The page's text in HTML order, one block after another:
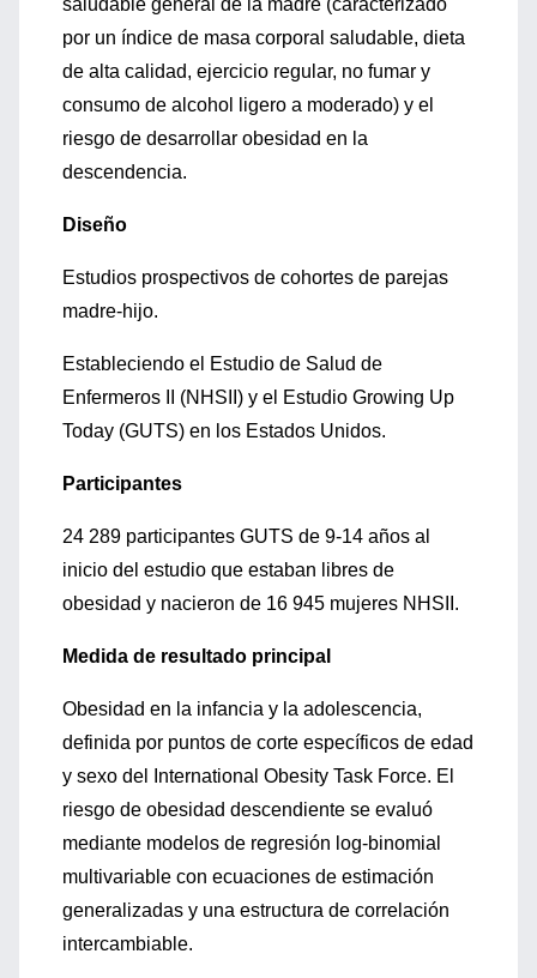
saludable general de la madre (caracterizado
por un índice de masa corporal saludable, dieta
de alta calidad, ejercicio regular, no fumar y
consumo de alcohol ligero a moderado) y el
riesgo de desarrollar obesidad en la
descendencia.
Diseño
Estudios prospectivos de cohortes de parejas
madre-hijo.
Estableciendo el Estudio de Salud de
Enfermeros II (NHSII) y el Estudio Growing Up
Today (GUTS) en los Estados Unidos.
Participantes
24 289 participantes GUTS de 9-14 años al
inicio del estudio que estaban libres de
obesidad y nacieron de 16 945 mujeres NHSII.
Medida de resultado principal
Obesidad en la infancia y la adolescencia,
definida por puntos de corte específicos de edad
y sexo del International Obesity Task Force. El
riesgo de obesidad descendiente se evaluó
mediante modelos de regresión log-binomial
multivariable con ecuaciones de estimación
generalizadas y una estructura de correlación
intercambiable.